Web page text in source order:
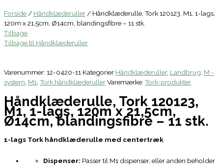
Forside/ Håndklæderuller/ Håndklæderulle, Tork 120123, M1, 1-lags,
120m x 21,5cm, Ø14cm, blandingsfibre – 11 stk.
Tilbage
Tilbage til Håndklæderuller
Varenummer: 12-0420-11 Kategorier Håndklæderuller, Landbrug, M -
system, M1, Tork håndklæderullerVaremærke: Tork-produkter
Håndklæderulle, Tork 120123,
M1, 1-lags, 120m x 21,5cm,
Ø14cm, blandingsfibre – 11 stk.
1-lags Tork håndklæderulle med centertræk
Dispenser: Passer til M1 dispenser, eller anden beholder